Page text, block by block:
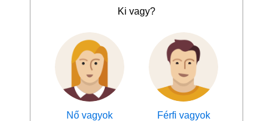
Ki vagy?
Nő vagyok Férfi vagyok